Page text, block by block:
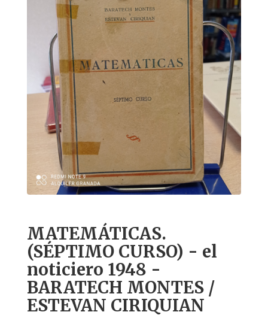
MATEMÁTICAS.
(SÉPTIMO CURSO) - el
noticiero 1948 -
BARATECH MONTES /
ESTEVAN CIRIQUIAN